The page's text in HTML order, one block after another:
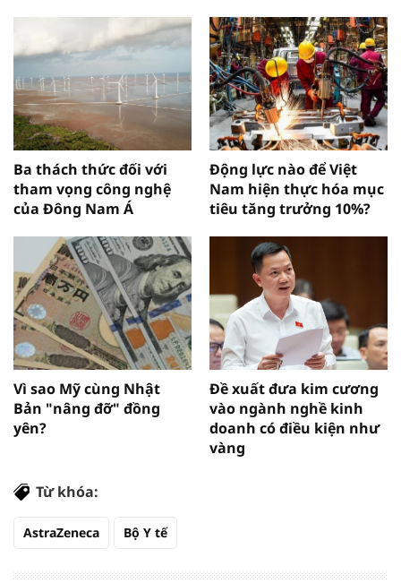
Ba thách thức đối với
tham vọng công nghệ
của Đông Nam Á
Động lực nào để Việt
Nam hiện thực hóa mục
tiêu tăng trưởng 10%?
Vì sao Mỹ cùng Nhật
Bản "nâng đỡ" đồng
yên?
Đề xuất đưa kim cương
vào ngành nghề kinh
doanh có điều kiện như
vàng
Từ khóa:
AstraZeneca Bộ Y tế